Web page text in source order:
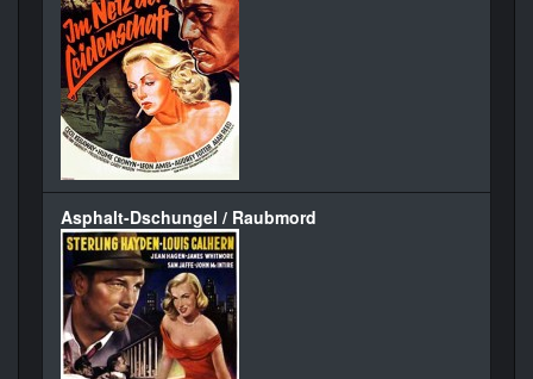
Asphalt-Dschungel / Raubmord